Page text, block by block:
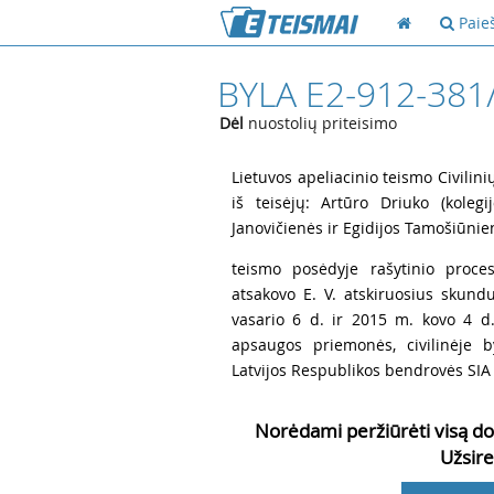
BYLA E2-912-
Dėl nuostolių priteisimo
Lietuvos apeliacinio teismo
iš teisėjų: Artūro Driuko
Janovičienės ir Egidijos
teismo posėdyje rašytinio
atsakovo E. V. atskiruosius
vasario 6 d. ir 2015 m. kovo 4
apsaugos priemonės, civilinėje
Latvijos Respublikos bendrovės
Norėdami peržiūrėti visą